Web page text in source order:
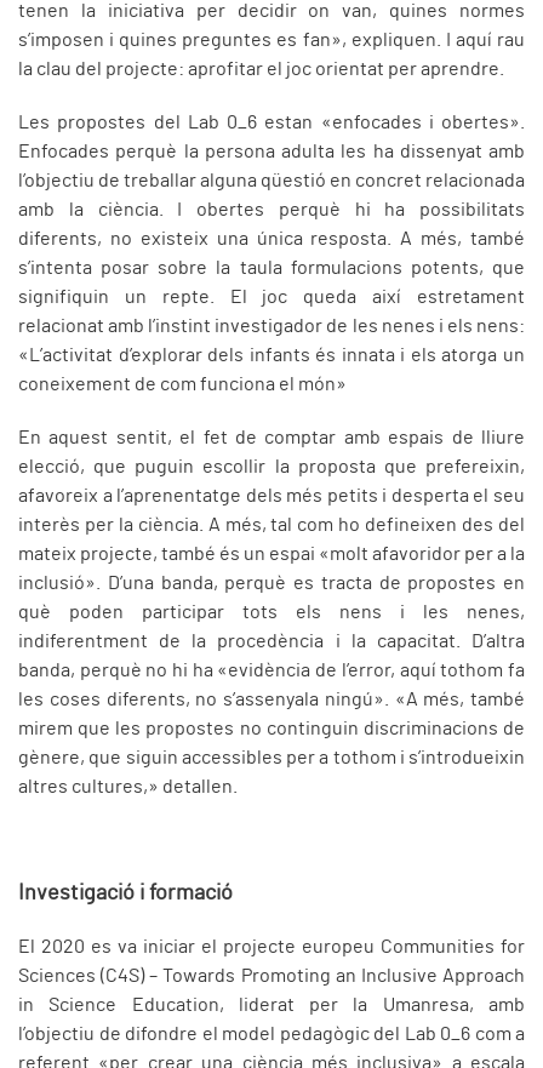
tenen la iniciativa per decidir on van, quines normes
s’imposen i quines preguntes es fan», expliquen. I aquí rau
la clau del projecte: aprofitar el joc orientat per aprendre.
Les propostes del Lab 0_6 estan «enfocades i obertes».
Enfocades perquè la persona adulta les ha dissenyat amb
l’objectiu de treballar alguna qüestió en concret relacionada
amb la ciència. I obertes perquè hi ha possibilitats
diferents, no existeix una única resposta. A més, també
s’intenta posar sobre la taula formulacions potents, que
signifiquin un repte. El joc queda així estretament
relacionat amb l’instint investigador de les nenes i els nens:
«L’activitat d’explorar dels infants és innata i els atorga un
coneixement de com funciona el món»
En aquest sentit, el fet de comptar amb espais de lliure
elecció, que puguin escollir la proposta que prefereixin,
afavoreix a l’aprenentatge dels més petits i desperta el seu
interès per la ciència. A més, tal com ho defineixen des del
mateix projecte, també és un espai «molt afavoridor per a la
inclusió». D’una banda, perquè es tracta de propostes en
què poden participar tots els nens i les nenes,
indiferentment de la procedència i la capacitat. D’altra
banda, perquè no hi ha «evidència de l’error, aquí tothom fa
les coses diferents, no s’assenyala ningú». «A més, també
mirem que les propostes no continguin discriminacions de
gènere, que siguin accessibles per a tothom i s’introdueixin
altres cultures,» detallen.
Investigació i formació
El 2020 es va iniciar el projecte europeu Communities for
Sciences (C4S) – Towards Promoting an Inclusive Approach
in Science Education, liderat per la Umanresa, amb
l’objectiu de difondre el model pedagògic del Lab 0_6 com a
referent «per crear una ciència més inclusiva» a escala